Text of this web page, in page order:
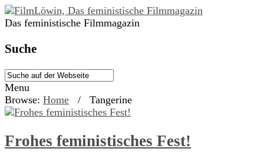
Das feministische Filmmagazin
Suche
Menu
Browse: Home / Tangerine
Frohes feministisches Fest!